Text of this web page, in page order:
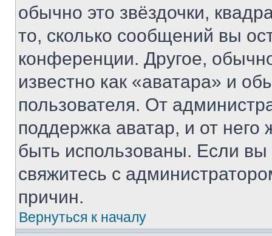
обычно это звёздочки,
то, сколько сообщений вы
конференции. Другое,
известно как «аватара» и
пользователя. От
поддержка аватар, и от него
быть использованы. Если
свяжитесь с
причин.
Вернуться к началу